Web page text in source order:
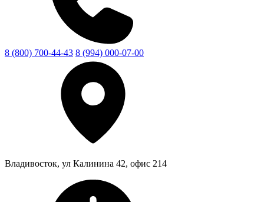
8 (800) 700-44-43 8 (994) 000-07-00
Владивосток, ул Калинина 42, офис 214